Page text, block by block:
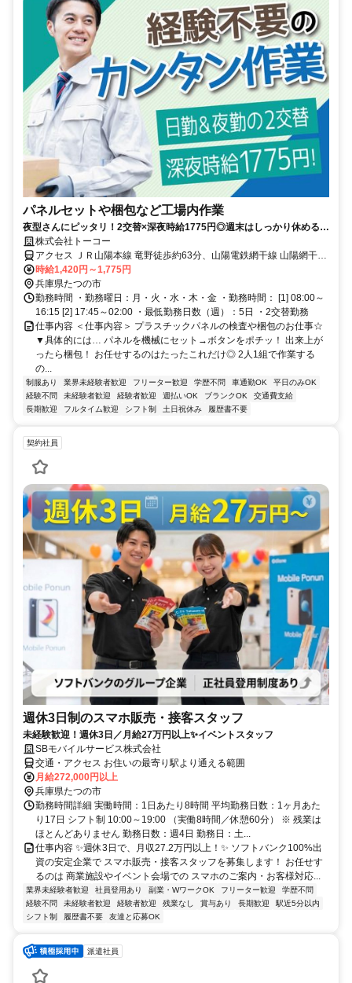
パネルセットや梱包など工場内作業
夜型さんにピッタリ！2交替×深夜時給1775円◎週末はしっかり休めるか
ら 趣味も睡眠もフルチャージ！
株式会社トーコー
アクセス ＪＲ山陽本線 竜野徒歩約63分、山陽電鉄網干線 山陽網干徒
歩約97分、ＪＲ山陽新幹線/ＪＲ九州新幹線 相生（兵庫県）北口徒歩
約120分 JR「竜野」駅から車で10分
時給1,420円～1,775円
兵庫県たつの市
勤務時間 ・勤務曜日：月・火・水・木・金 ・勤務時間： [1] 08:00～
16:15 [2] 17:45～02:00 ・最低勤務日数（週）：5日 ・2交替勤務
仕事内容 ＜仕事内容＞ プラスチックパネルの検査や梱包のお仕事☆
▼具体的には… パネルを機械にセット→ボタンをポチッ！ 出来上が
ったら梱包！ お任せするのはたったこれだけ◎ 2人1組で作業する
の...
制服あり 業界未経験者歓迎 フリーター歓迎 学歴不問 車通勤OK
平日のみOK
経験不問
未経験者歓迎 経験者歓迎 週払いOK ブランクOK
交通費支給
長期歓迎
フルタイム歓迎 シフト制 土日祝休み 履歴書不要
契約社員
週休3日制のスマホ販売・接客スタッフ
未経験歓迎！週休3日／月給27万円以上✨イベントスタッフ
SBモバイルサービス株式会社
交通・アクセス お住いの最寄り駅より通える範囲
月給272,000円以上
兵庫県たつの市
勤務時間詳細 実働時間：1日あたり8時間 平均勤務日数：1ヶ月あた
り17日 シフト制 10:00～19:00 （実働8時間／休憩60分） ※ 残業は
ほとんどありません 勤務日数：週4日 勤務日：土...
仕事内容 ✨週休3日で、月収27.2万円以上！✨ ソフトバンク100%出
資の安定企業で スマホ販売・接客スタッフを募集します！ お任せす
るのは 商業施設やイベント会場での スマホのご案内・お客様対応...
業界未経験者歓迎 社員登用あり 副業・WワークOK フリーター歓迎
学歴不問
経験不問
未経験者歓迎 経験者歓迎 残業なし 賞与あり 長期歓迎
駅近5分以内
シフト制
履歴書不要 友達と応募OK
派遣社員